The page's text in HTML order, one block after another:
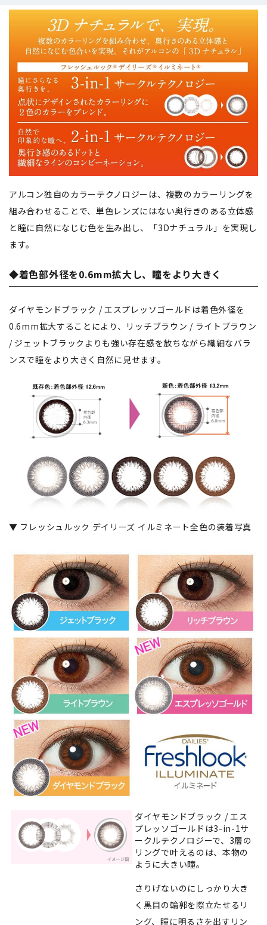
アルコン独自のカラーテクノロジーは、複数のカラーリングを
組み合わせることで、単色レンズにはない奥行きのある立体感
と瞳に自然になじむ色を生み出し、「3Dナチュラル」を実現し
ます。
◆着色部外径を0.6mm拡大し、瞳をより大きく
ダイヤモンドブラック / エスプレッソゴールドは着色外径を
0.6mm拡大することにより、リッチブラウン / ライトブラウン
/ ジェットブラックよりも強い存在感を放ちながら繊細なバラ
ンスで瞳をより大きく自然に見せます。
▼ フレッシュルック デイリーズ イルミネート全色の装着写真
ダイヤモンドブラック / エス
プレッソゴールドは3-in-1サ
ークルテクノロジーで、3層の
リングで叶えるのは、本物の
ように大きい瞳。
さりげないのにしっかり大き
く黒目の輪郭を際立たせるリ
ング、瞳に明るさを出すリン